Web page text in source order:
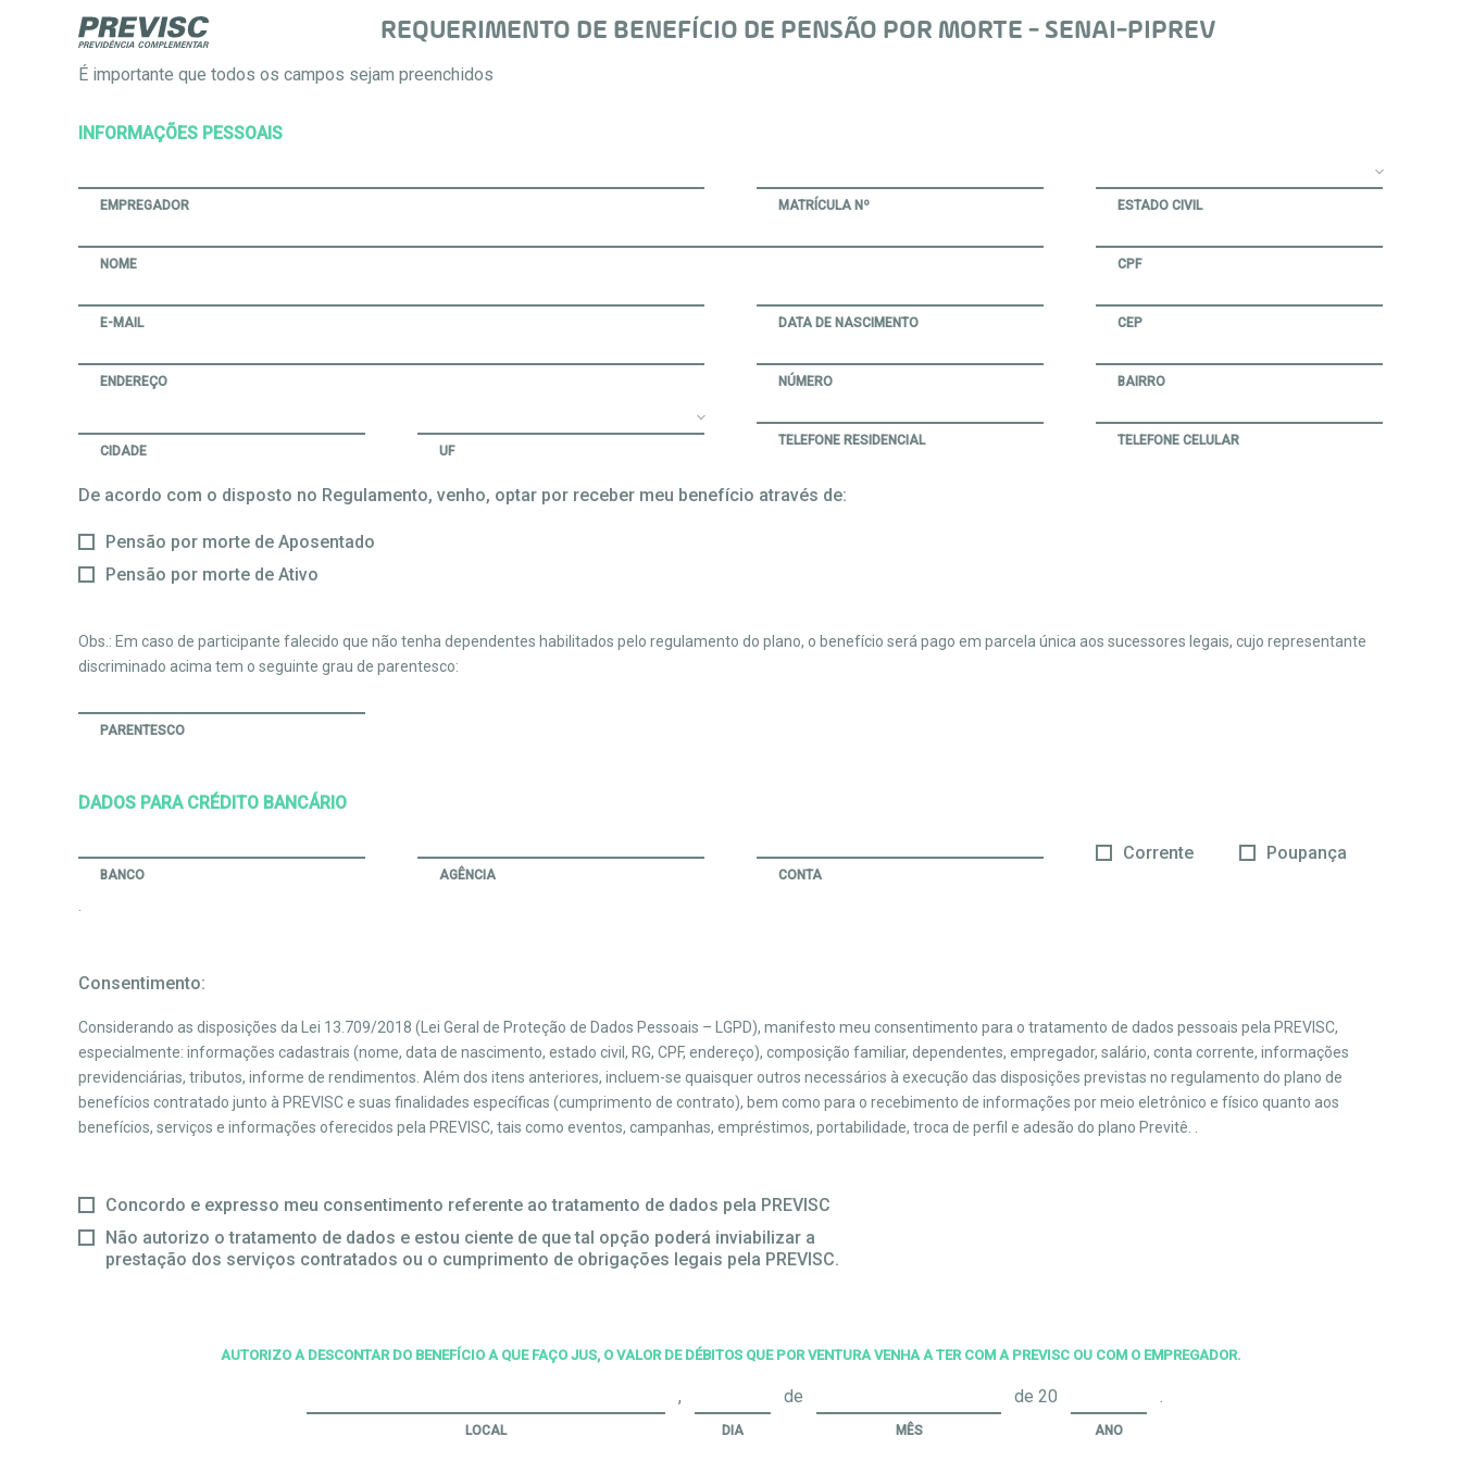
REQUERIMENTO DE BENEFÍCIO DE PENSÃO POR MORTE - SENAI-PIPREV
É importante que todos os campos sejam preenchidos
INFORMAÇÕES PESSOAIS
EMPREGADOR MATRÍCULA Nº ESTADO CIVIL
NOME CPF
E-MAIL DATA DE NASCIMENTO CEP
ENDEREÇO NÚMERO BAIRRO
CIDADE UF
TELEFONE RESIDENCIAL TELEFONE CELULAR
De acordo com o disposto no Regulamento, venho, optar por receber meu benefício através de:
Pensão por morte de Aposentado
Pensão por morte de Ativo
Obs.: Em caso de participante falecido que não tenha dependentes habilitados pelo regulamento do plano, o benefício será pago em parcela única aos sucessores legais, cujo representante
discriminado acima tem o seguinte grau de parentesco:
PARENTESCO
DADOS PARA CRÉDITO BANCÁRIO
BANCO AGÊNCIA CONTA
Corrente Poupança
Consentimento:
Considerando as disposições da Lei 13.709/2018 (Lei Geral de Proteção de Dados Pessoais – LGPD), manifesto meu consentimento para o tratamento de dados pessoais pela PREVISC,
especialmente: informações cadastrais (nome, data de nascimento, estado civil, RG, CPF, endereço), composição familiar, dependentes, empregador, salário, conta corrente, informações
previdenciárias, tributos, informe de rendimentos. Além dos itens anteriores, incluem-se quaisquer outros necessários à execução das disposições previstas no regulamento do plano de
benefícios contratado junto à PREVISC e suas finalidades específicas (cumprimento de contrato), bem como para o recebimento de informações por meio eletrônico e físico quanto aos
benefícios, serviços e informações oferecidos pela PREVISC, tais como eventos, campanhas, empréstimos, portabilidade, troca de perfil e adesão do plano Previtê. .
Concordo e expresso meu consentimento referente ao tratamento de dados pela PREVISC
Não autorizo o tratamento de dados e estou ciente de que tal opção poderá inviabilizar a
prestação dos serviços contratados ou o cumprimento de obrigações legais pela PREVISC.
AUTORIZO A DESCONTAR DO BENEFÍCIO A QUE FAÇO JUS, O VALOR DE DÉBITOS QUE POR VENTURA VENHA A TER COM A PREVISC OU COM O EMPREGADOR.
LOCAL
,
DIA
de
MÊS
de 20
ANO